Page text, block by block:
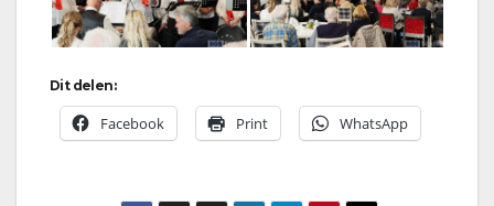
Dit delen:
Facebook Print WhatsApp